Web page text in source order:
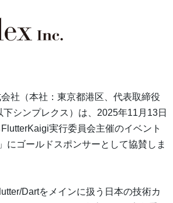
社（本社：東京都港区、代表取締役
シンプレクス）は、2025年11月13日
FlutterKaigi実行委員会主催のイベント
にゴールドスポンサーとして協賛しま
Dartをメインに扱う日本の技術カ